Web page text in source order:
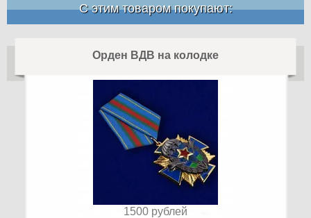
С этим товаром покупают:
Орден ВДВ на колодке
1500 рублей